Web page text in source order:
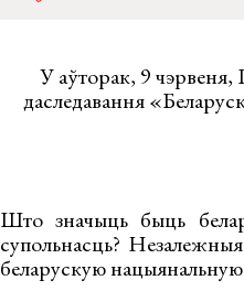
У аўторак, 9 чэрвеня,
даследавання
Што значыць быць
супольнасць?
беларускую нацыянальную